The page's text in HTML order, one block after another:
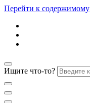
Перейти к содержимому
Ищите что-то?